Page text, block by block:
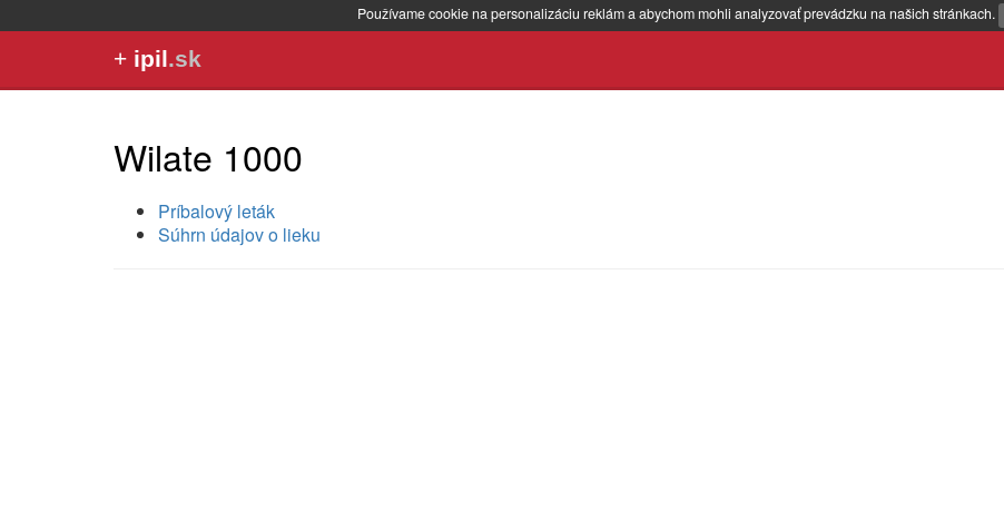
Používame cookie na personalizáciu reklám a abychom mohli analyzovať prevádzku na našich stránkach.
+ ipil.sk
Wilate 1000
Príbalový leták
Súhrn údajov o lieku